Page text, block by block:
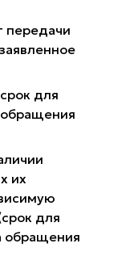
передачи
для
их
для
обращения